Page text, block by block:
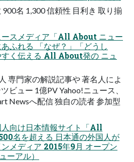
名 1,300 信頼性 目利き 取り揃
ースメディア「All About ニュー
ふれる 「なぜ？」「どうし
すく伝える All About発の ニュ
専門家の解説記事や 著名人によ
ビュー 1億PV Yahoo!ニュース、
Newsへ配信 独自の読者 参加型
向け日本情報サイト「All
名を超える 日本通の外国人が
メディア 2015年9月 オープン
ーアル）